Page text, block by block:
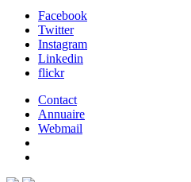
Facebook
Twitter
Instagram
Linkedin
flickr
Contact
Annuaire
Webmail